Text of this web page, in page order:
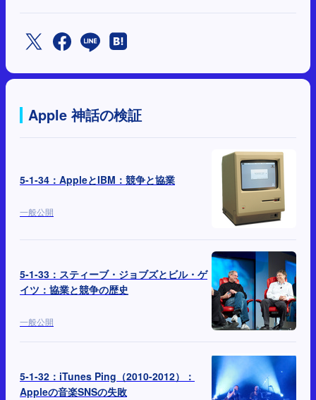
Apple 神話の検証
5-1-34：AppleとIBM：競争と協業
一般公開
5-1-33：スティーブ・ジョブズとビル・ゲ
イツ：協業と競争の歴史
一般公開
5-1-32：iTunes Ping（2010-2012）：
Appleの音楽SNSの失敗